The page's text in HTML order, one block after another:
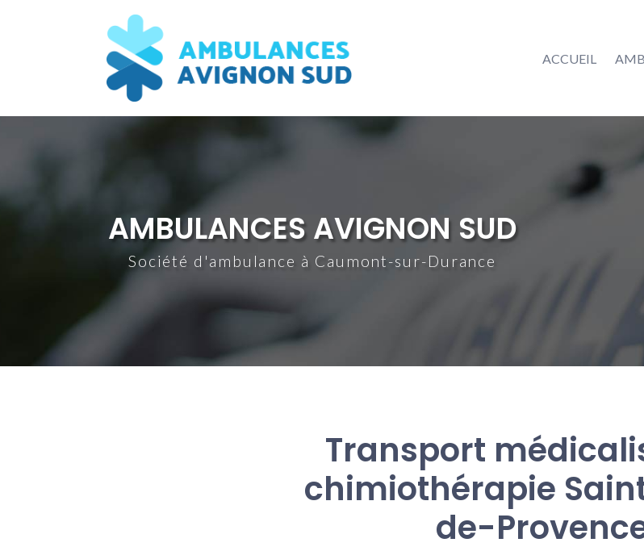
ACCUEIL
AMBULANCES AVIGNON SUD
Société d'ambulance à Caumont-sur-Durance
Transport
chimiothérapie
de-